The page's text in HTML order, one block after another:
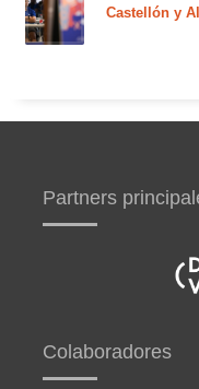
Castellón y
Partners
Colaboradores